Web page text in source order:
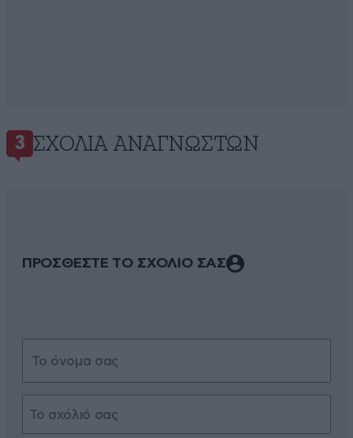
3 ΣΧΌΛΙΑ ΑΝΑΓΝΩΣΤΏΝ
ΠΡΟΣΘΕΣΤΕ ΤΟ ΣΧΟΛΙΟ ΣΑΣ